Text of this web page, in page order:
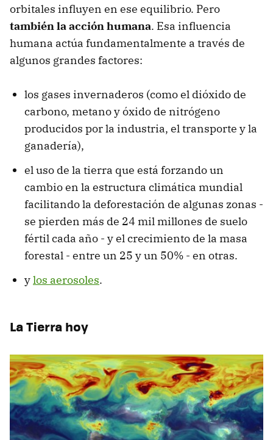
orbitales influyen en ese equilibrio. Pero
también la acción humana. Esa influencia
humana actúa fundamentalmente a través de
algunos grandes factores:
los gases invernaderos (como el dióxido de
carbono, metano y óxido de nitrógeno
producidos por la industria, el transporte y la
ganadería),
el uso de la tierra que está forzando un
cambio en la estructura climática mundial
facilitando la deforestación de algunas zonas -
se pierden más de 24 mil millones de suelo
fértil cada año - y el crecimiento de la masa
forestal - entre un 25 y un 50% - en otras.
ylos aerosoles.
La Tierra hoy